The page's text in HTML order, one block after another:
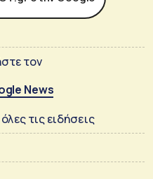
τον
News
τις ειδήσεις